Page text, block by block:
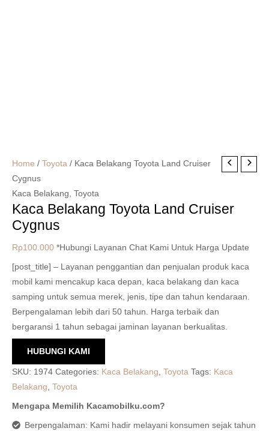
Home / Toyota / Kaca Belakang Toyota Land Cruiser
Cygnus
Kaca Belakang, Toyota
Kaca Belakang Toyota Land Cruiser
Cygnus
Rp100.000 *Hubungi Layanan Chat Kami Untuk Harga Update
[post_title] – Layanan penggantian dan penjualan produk kaca
mobil kami mencakup kaca depan, kaca belakang dan kaca
samping untuk semua merek, jenis, tipe dan tahun kendaraan.
Berpengalaman lebih dari 50 tahun. Harga terbaik dan
bergaransi 1 tahun sebagai jaminan layanan berkualitas.
HUBUNGI KAMI
SKU: 1974 Categories: Kaca Belakang, Toyota Tags: Kaca
Belakang, Toyota
Mengapa Memilih Kacamobilku.com?
Berpengalaman: Kami hadir melayani konsumen sejak tahun